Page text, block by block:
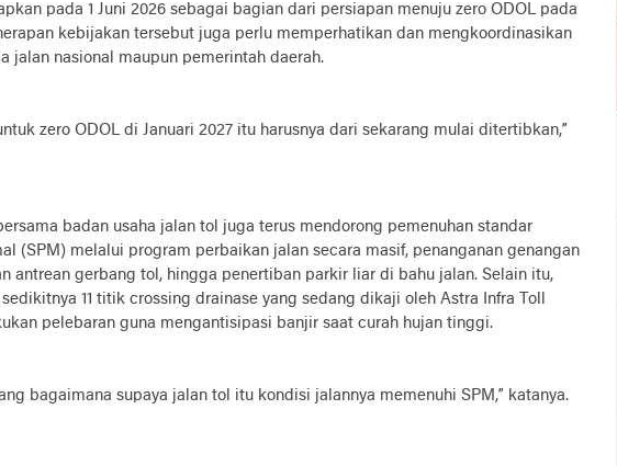
pada 1 Juni 2026 sebagai bagian dari persiapan menuju zero ODOL pada
kebijakan tersebut juga perlu memperhatikan dan mengkoordinasikan
jalan nasional maupun pemerintah daerah.
zero ODOL di Januari 2027 itu harusnya dari sekarang mulai ditertibkan,”
badan usaha jalan tol juga terus mendorong pemenuhan standar
(SPM) melalui program perbaikan jalan secara masif, penanganan genangan
antrean gerbang tol, hingga penertiban parkir liar di bahu jalan. Selain itu,
11 titik crossing drainase yang sedang dikaji oleh Astra Infra Toll
pelebaran guna mengantisipasi banjir saat curah hujan tinggi.
bagaimana supaya jalan tol itu kondisi jalannya memenuhi SPM,” katanya.